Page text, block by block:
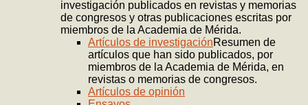
investigación publicados en revistas y memorias
de congresos y otras publicaciones escritas por
miembros de la Academia de Mérida.
Artículos de investigaciónResumen de
artículos que han sido publicados, por
miembros de la Academia de Mérida, en
revistas o memorias de congresos.
Artículos de opinión